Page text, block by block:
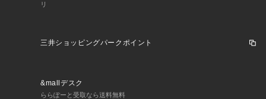
リ
三井ショッピングパークポイント
&mallデスク
ららぽーと受取なら送料無料